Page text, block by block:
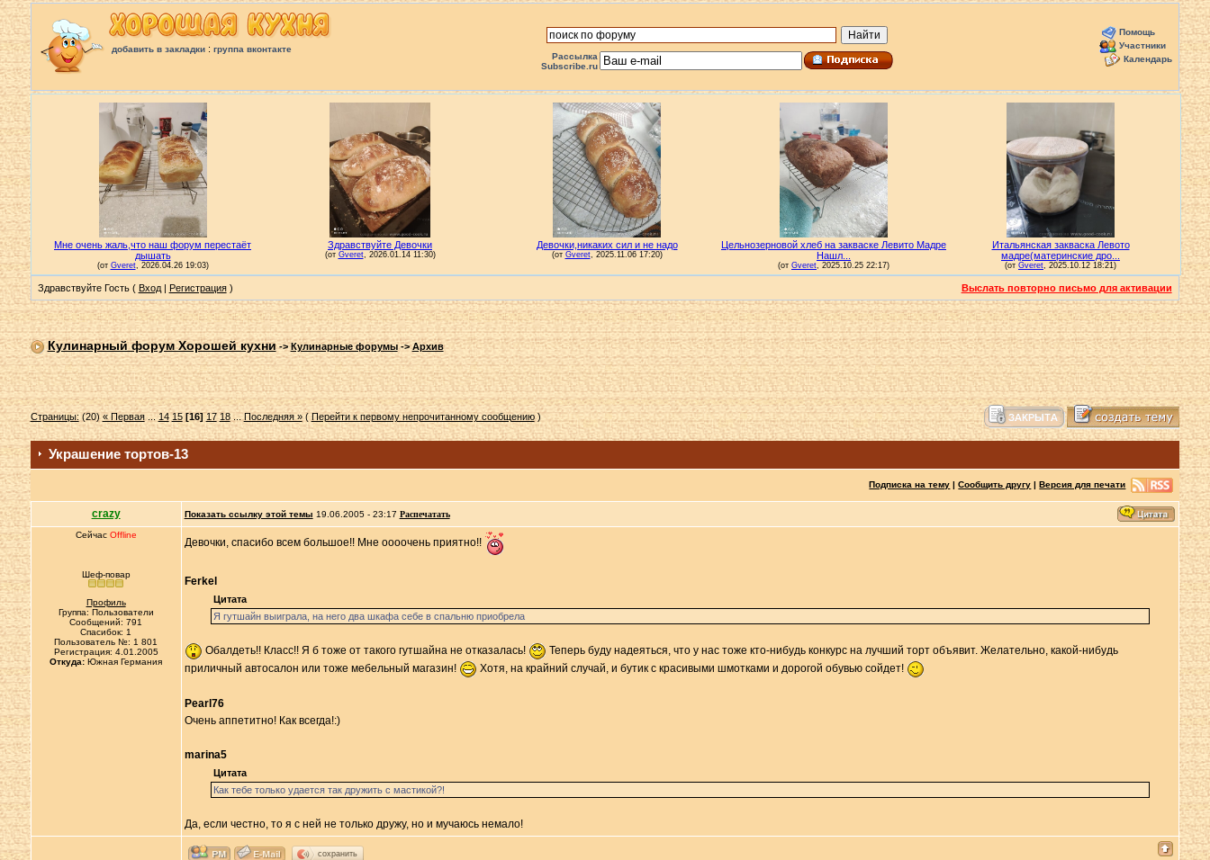
добавить в закладки: группа вконтакте
Рассылка
Subscribe.ru
Помощь
Участники
Календарь
Здравствуйте Гость ( Вход| Регистрация) Выслать повторно письмо для активации
Кулинарный форум Хорошей кухни->Кулинарные форумы->Архив
Страницы:(20)« Первая...14 15 [16] 17 18...Последняя »(Перейти к первому непрочитанному сообщению)
Украшение тортов-13
Подписка на тему |Сообщить другу |Версия для печати
crazy Показать ссылку этой темы 19.06.2005 - 23:17 Распечатать
Сейчас Offline
Шеф-повар
Профиль
Группа: Пользователи
Сообщений: 791
Спасибок: 1
Пользователь №: 1 801
Регистрация: 4.01.2005
Откуда: Южная Германия
Девочки, спасибо всем большое!! Мне оооочень приятно!!
Ferkel
Цитата
Я гутшайн выиграла, на него два шкафа себе в спальню приобрела
Обалдеть!! Класс!! Я б тоже от такого гутшайна не отказалась!
Теперь буду надеяться, что у нас тоже кто-нибудь конкурс на лучший торт объявит. Желательно, какой-нибудь
приличный автосалон или тоже мебельный магазин!
Хотя, на крайний случай, и бутик с красивыми шмотками и дорогой обувью сойдет!
Pearl76
Очень аппетитно! Как всегда!:)
marina5
Цитата
Как тебе только удается так дружить с мастикой?!
Да, если честно, то я с ней не только дружу, но и мучаюсь немало!
сохранить